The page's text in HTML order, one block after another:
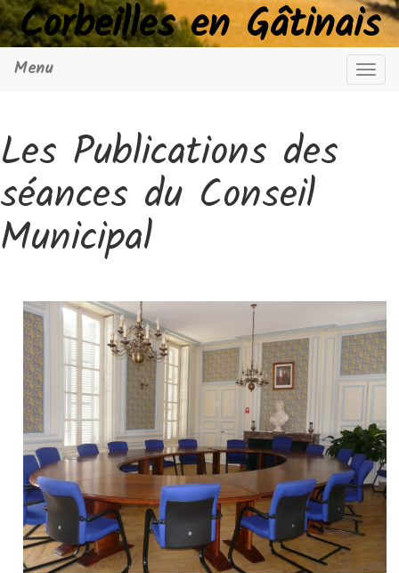
Corbeilles en Gâtinais
Menu
Les Publications des
séances du Conseil
Municipal